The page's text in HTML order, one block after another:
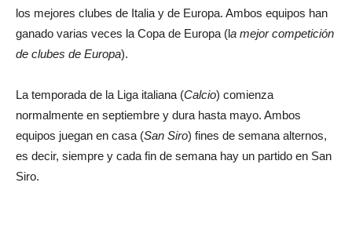
los mejores clubes de Italia y de Europa. Ambos equipos han
ganado varias veces la Copa de Europa (la mejor competición
de clubes de Europa).
La temporada de la Liga italiana (Calcio) comienza
normalmente en septiembre y dura hasta mayo. Ambos
equipos juegan en casa (San Siro) fines de semana alternos,
es decir, siempre y cada fin de semana hay un partido en San
Siro.